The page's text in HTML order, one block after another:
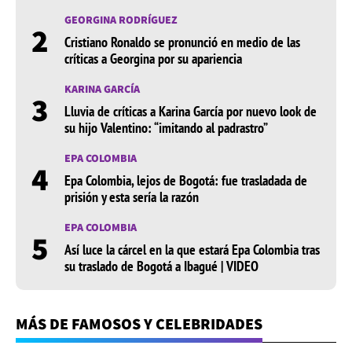
2 GEORGINA RODRÍGUEZ
Cristiano Ronaldo se pronunció en medio de las
críticas a Georgina por su apariencia
3 KARINA GARCÍA
Lluvia de críticas a Karina García por nuevo look de
su hijo Valentino: “imitando al padrastro”
4 EPA COLOMBIA
Epa Colombia, lejos de Bogotá: fue trasladada de
prisión y esta sería la razón
5 EPA COLOMBIA
Así luce la cárcel en la que estará Epa Colombia tras
su traslado de Bogotá a Ibagué | VIDEO
MÁS DE FAMOSOS Y CELEBRIDADES